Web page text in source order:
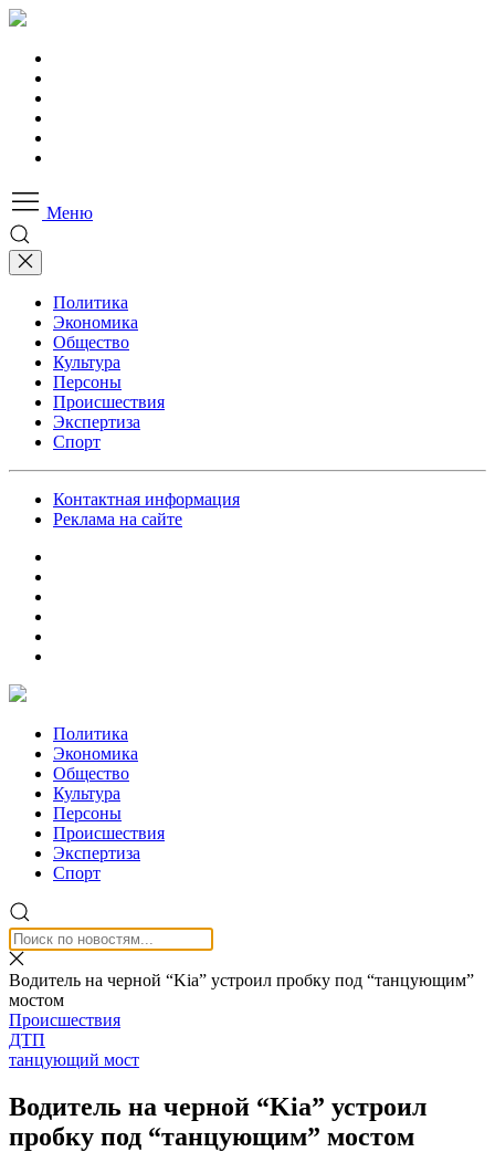
Меню
Политика
Экономика
Общество
Культура
Персоны
Происшествия
Экспертиза
Спорт
Контактная информация
Реклама на сайте
Политика
Экономика
Общество
Культура
Персоны
Происшествия
Экспертиза
Спорт
Водитель на черной “Kia” устроил пробку под “танцующим”
мостом
Происшествия
ДТП
танцующий мост
Водитель на черной “Kia” устроил
пробку под “танцующим” мостом